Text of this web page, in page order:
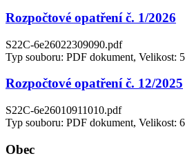
Rozpočtové opatření č. 1/2026
S22C-6e26022309090.pdf
Typ souboru: PDF dokument, Velikost:
Rozpočtové opatření č. 12/2025
S22C-6e26010911010.pdf
Typ souboru: PDF dokument, Velikost:
Obec